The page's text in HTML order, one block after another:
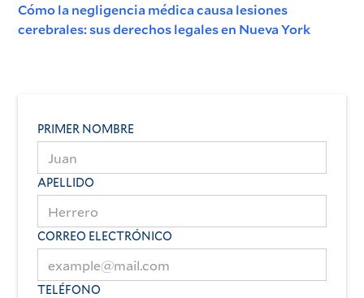
Cómo la negligencia médica causa lesiones
cerebrales: sus derechos legales en Nueva York
PRIMER NOMBRE
APELLIDO
CORREO ELECTRÓNICO
TELÉFONO